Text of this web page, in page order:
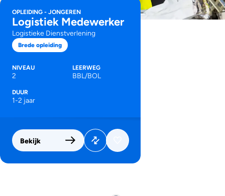
OPLEIDING - JONGEREN
Logistiek Medewerker
Logistieke Dienstverlening
Brede opleiding
NIVEAU
2
LEERWEG
BBL/BOL
DUUR
1-2 jaar
Bekijk